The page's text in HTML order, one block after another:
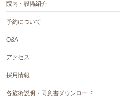
院内・設備紹介
予約について
Q&A
アクセス
採用情報
各施術説明・同意書ダウンロード